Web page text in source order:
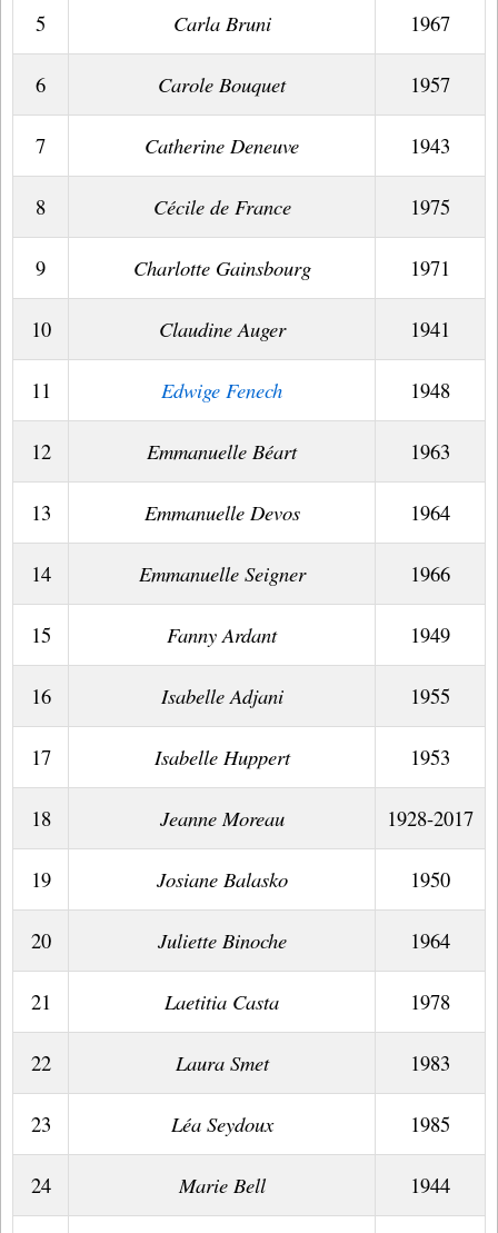
5 Carla Bruni 1967
6 Carole Bouquet 1957
7 Catherine Deneuve 1943
8 Cécile de France 1975
9 Charlotte Gainsbourg 1971
10 Claudine Auger 1941
11 Edwige Fenech 1948
12 Emmanuelle Béart 1963
13 Emmanuelle Devos 1964
14 Emmanuelle Seigner 1966
15 Fanny Ardant 1949
16 Isabelle Adjani 1955
17 Isabelle Huppert 1953
18 Jeanne Moreau 1928-2017
19 Josiane Balasko 1950
20 Juliette Binoche 1964
21 Laetitia Casta 1978
22 Laura Smet 1983
23 Léa Seydoux 1985
24 Marie Bell 1944